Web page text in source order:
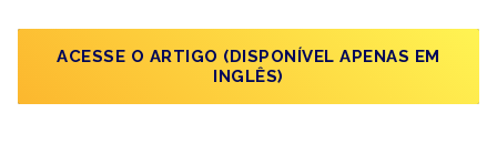
ACESSE O ARTIGO (DISPONÍVEL APENAS EM
INGLÊS)